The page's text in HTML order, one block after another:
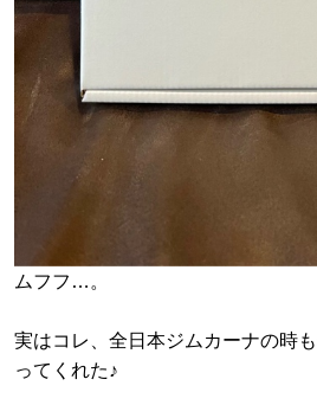
ムフフ…。
実はコレ、全日本ジムカーナの時
ってくれた♪